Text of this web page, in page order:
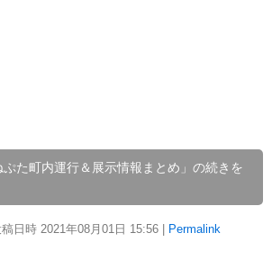
ぷた町内運行＆展示情報まとめ」の続きを
日時 2021年08月01日 15:56 Permalink